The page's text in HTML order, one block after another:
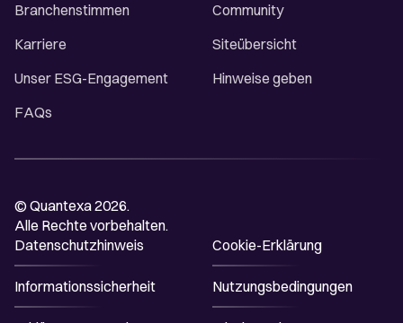
Branchenstimmen
Karriere
Unser ESG-Engagement
FAQs
Community
Siteübersicht
Hinweise geben
© Quantexa 2026.
Alle Rechte vorbehalten.
Datenschutzhinweis
Cookie-Erklärung
Informationssicherheit Nutzungsbedingungen